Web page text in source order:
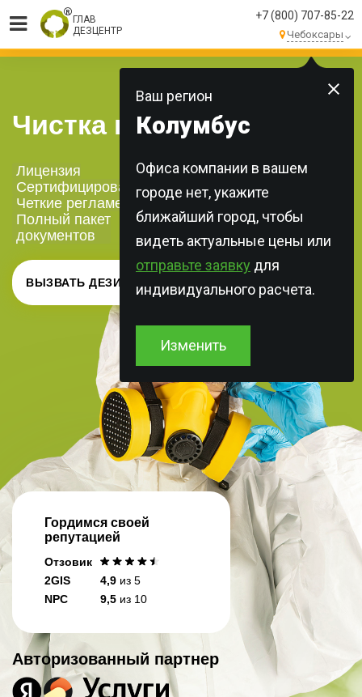
ГЛАВ
ДЕЗЦЕНТР
+7 (800) 707-85-22
Чебоксары
Ваш регион
Колумбус
Офиса компании в вашем
городе нет, укажите
ближайший город, чтобы
видеть актуальные цены или
отправьте заявку для
индивидуального расчета.
Изменить
МЫ ВЫПОЛНЯЕМБОЛЕЕ 250 ЗАКАЗОВ
КАЖДЫЙ ДЕНЬ!
Чистка вентиляции
Лицензия
Сертифицированная химия
Четкие регламенты
Полный пакет
документов
ВЫЗВАТЬ ДЕЗИНФЕКТОРА
Гордимся своей
репутацией
Отзовик
2GIS
4,9 из 5
NPC
9,5 из 10
Авторизованный партнер